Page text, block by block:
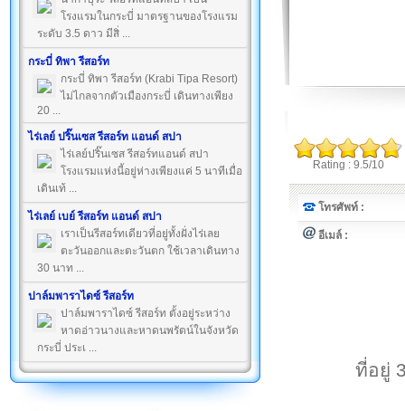
โรงแรมในกระบี่ มาตรฐานของโรงแรม
ระดับ 3.5 ดาว มีสิ่ ...
กระบี่ ทิพา รีสอร์ท
กระบี่ ทิพา รีสอร์ท (Krabi Tipa Resort)
ไม่ไกลจากตัวเมืองกระบี่ เดินทางเพียง
20 ...
ไร่เลย์ ปริ๊นเซส รีสอร์ท แอนด์ สปา
ไร่เลย์ปริ๊นเซส รีสอร์ทแอนด์ สปา
โรงแรมแห่งนี้อยู่ห่างเพียงแค่ 5 นาทีเมื่อ
เดินเท้ ...
ไร่เลย์ เบย์ รีสอร์ท แอนด์ สปา
เราเป็นรีสอร์ทเดียวที่อยู่ทั้งฝั่งไร่เลย
ตะวันออกและตะวันตก ใช้เวลาเดินทาง
30 นาท ...
ปาล์มพาราไดซ์ รีสอร์ท
ปาล์มพาราไดซ์ รีสอร์ท ตั้งอยู่ระหว่าง
หาดอ่าวนางและหาดนพรัตน์ในจังหวัด
กระบี่ ประเ ...
Rating : 9.5/10
โทรศัพท์ :
อีเมล์ :
ที่อยู่